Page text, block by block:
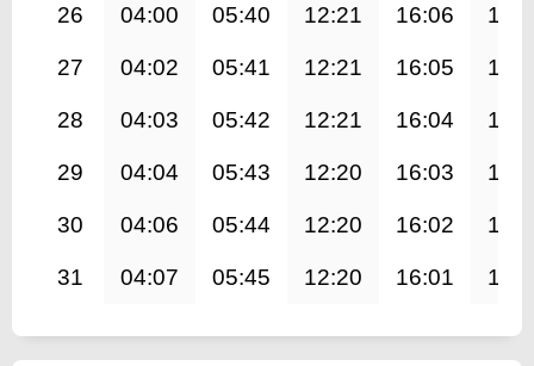
26 04:00 05:40 12:21 16:06
27 04:02 05:41 12:21 16:05
28 04:03 05:42 12:21 16:04
29 04:04 05:43 12:20 16:03
30 04:06 05:44 12:20 16:02
31 04:07 05:45 12:20 16:01